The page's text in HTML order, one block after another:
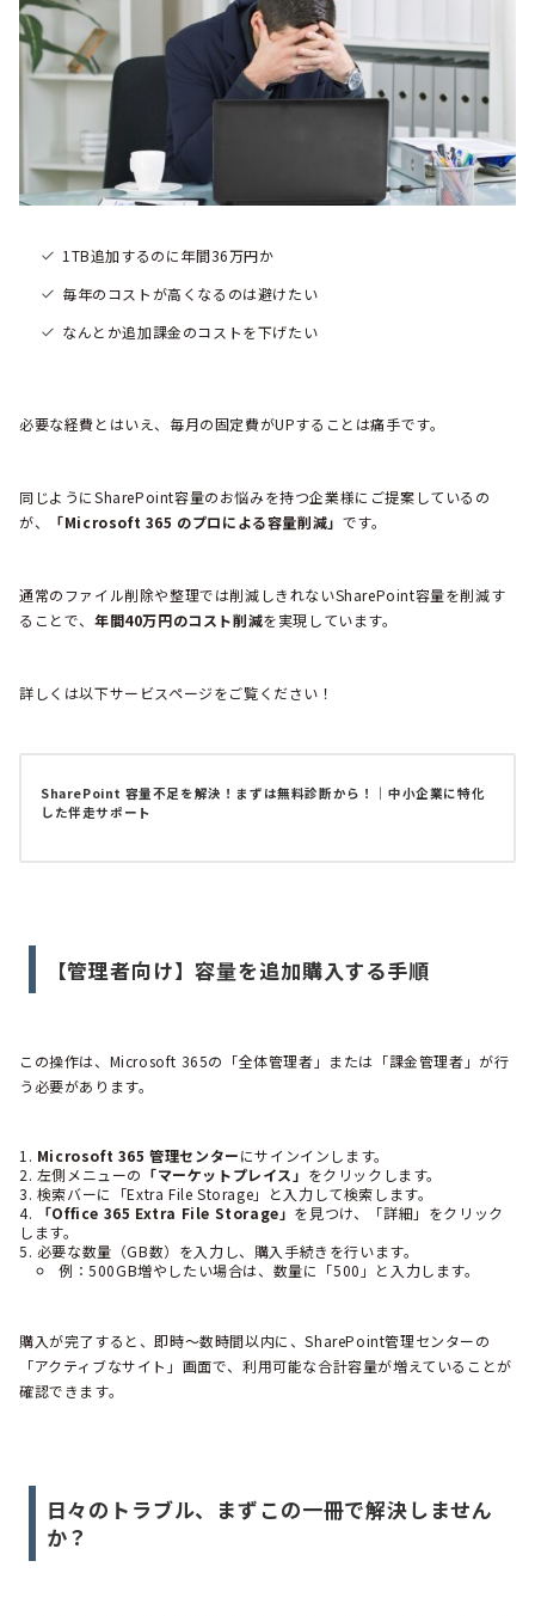
1TB追加するのに年間36万円か
毎年のコストが高くなるのは避けたい
なんとか追加課金のコストを下げたい
必要な経費とはいえ、毎月の固定費がUPすることは痛手です。
同じようにSharePoint容量のお悩みを持つ企業様にご提案しているの
が、
「Microsoft 365 のプロによる容量削減」 です。
通常のファイル削除や整理では削減しきれないSharePoint容量を削減す
ることで、 年間40万円のコスト削減を実現しています。
詳しくは以下サービスページをご覧ください！
SharePoint 容量不足を解決！まずは無料診断から！｜中小企業に特化
した伴走サポート
【管理者向け】容量を追加購入する手順
この操作は、Microsoft 365の「全体管理者」または「課金管理者」が行
う必要があります。
Microsoft 365 管理センターにサインインします。
左側メニューの 「マーケットプレイス」 をクリックします。
検索バーに「Extra File Storage」と入力して検索します。
「Office 365 Extra File Storage」 を見つけ、「詳細」をクリック
します。
必要な数量（GB数）を入力し、購入手続きを行います。
例：500GB増やしたい場合は、数量に「500」と入力します。
購入が完了すると、即時〜数時間以内に、SharePoint管理センターの
「アクティブなサイト」画面で、利用可能な合計容量が増えていることが
確認できます。
日々のトラブル、まずこの一冊で解決しません
か？